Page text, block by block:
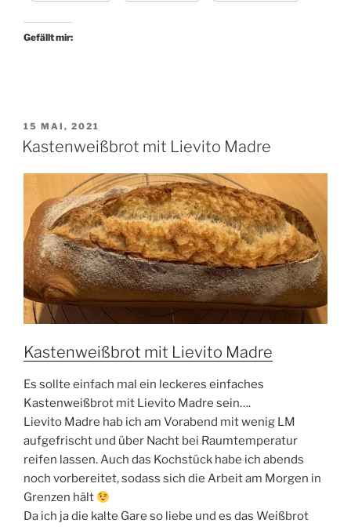
Gefällt mir:
VERÖFFENTLICHT
AM
15 MAI, 2021
Kastenweißbrot mit Lievito Madre
Kastenweißbrot mit Lievito Madre
Es sollte einfach mal ein leckeres einfaches
Kastenweißbrot mit Lievito Madre sein….
Lievito Madre hab ich am Vorabend mit wenig LM
aufgefrischt und über Nacht bei Raumtemperatur
reifen lassen. Auch das Kochstück habe ich abends
noch vorbereitet, sodass sich die Arbeit am Morgen in
Grenzen hält
Da ich ja die kalte Gare so liebe und es das Weißbrot